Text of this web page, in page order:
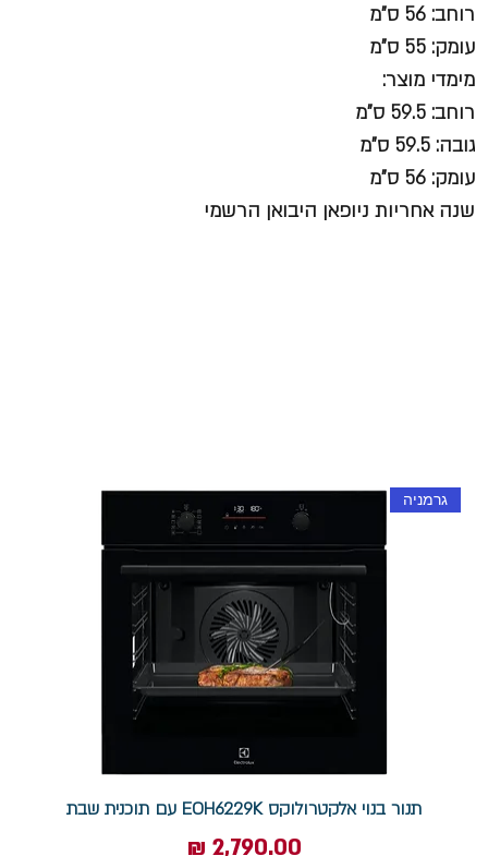
רוחב: 56 ס"מ
עומק: 55 ס"מ
מימדי מוצר:
רוחב: 59.5 ס"מ
גובה: 59.5 ס"מ
עומק: 56 ס"מ
שנה אחריות ניופאן היבואן הרשמי
גרמניה
תנור בנוי אלקטרולוקס EOH6229K עם תוכנית שבת
מחיר